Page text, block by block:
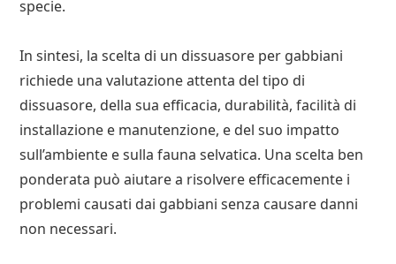
specie.
In sintesi, la scelta di un dissuasore per gabbiani
richiede una valutazione attenta del tipo di
dissuasore, della sua efficacia, durabilità, facilità di
installazione e manutenzione, e del suo impatto
sull’ambiente e sulla fauna selvatica. Una scelta ben
ponderata può aiutare a risolvere efficacemente i
problemi causati dai gabbiani senza causare danni
non necessari.